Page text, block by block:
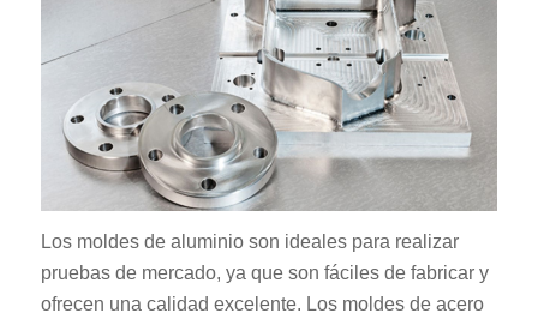
Los moldes de aluminio son ideales para realizar
pruebas de mercado, ya que son fáciles de fabricar y
ofrecen una calidad excelente. Los moldes de acero